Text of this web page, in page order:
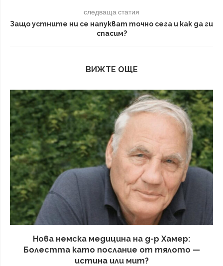
следваща статия
Защо устните ни се напукват точно сега и как да ги
спасим?
ВИЖТЕ ОЩЕ
Нова немска медицина на д-р Хамер:
Болестта като послание от тялото —
истина или мит?